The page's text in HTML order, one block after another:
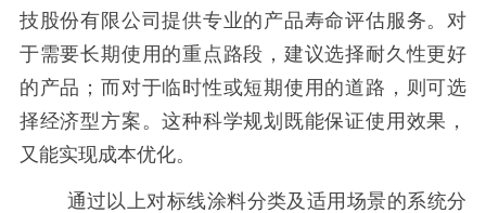
技股份有限公司提供专业的产品寿命评估服务。对
于需要长期使用的重点路段，建议选择耐久性更好
的产品；而对于临时性或短期使用的道路，则可选
择经济型方案。这种科学规划既能保证使用效果，
又能实现成本优化。
通过以上对标线涂料分类及适用场景的系统分